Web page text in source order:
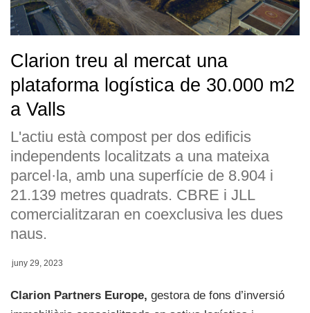
Clarion treu al mercat una
plataforma logística de 30.000 m2
a Valls
L'actiu està compost per dos edificis
independents localitzats a una mateixa
parcel·la, amb una superfície de 8.904 i
21.139 metres quadrats. CBRE i JLL
comercialitzaran en coexclusiva les dues
naus.
juny 29, 2023
Clarion Partners Europe, gestora de fons d’inversió